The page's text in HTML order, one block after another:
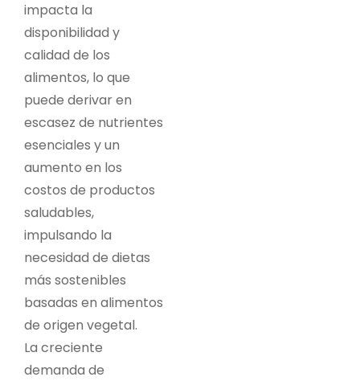
impacta la
disponibilidad y
calidad de los
alimentos, lo que
puede derivar en
escasez de nutrientes
esenciales y un
aumento en los
costos de productos
saludables,
impulsando la
necesidad de dietas
más sostenibles
basadas en alimentos
de origen vegetal.
La creciente
demanda de